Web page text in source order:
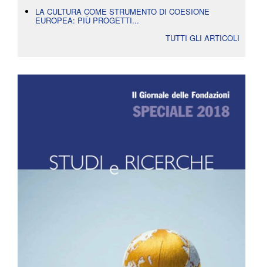
LA CULTURA COME STRUMENTO DI COESIONE
EUROPEA: PIÙ PROGETTI...
TUTTI GLI ARTICOLI